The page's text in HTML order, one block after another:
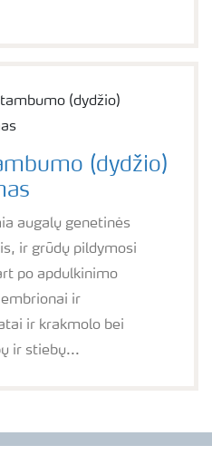
(dydžio)
augalų genetinės
ir grūdų pildymosi
po apdulkinimo
ir
ir krakmolo bei
ir stiebų...